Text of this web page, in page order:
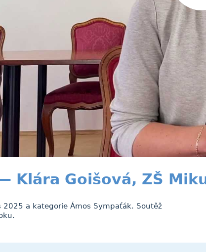
Klára Goišová, ZŠ
2025 a kategorie Ámos Sympaťák. Soutěž